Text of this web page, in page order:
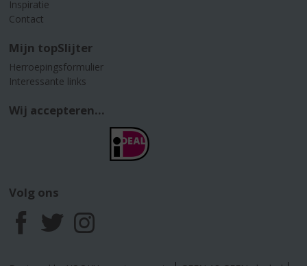
Inspiratie
Contact
Mijn topSlijter
Herroepingsformulier
Interessante links
Wij accepteren...
Volg ons
F
a
T
w
I
n